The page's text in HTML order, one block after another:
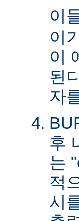
이
이
이
된
자
후
는
적
시